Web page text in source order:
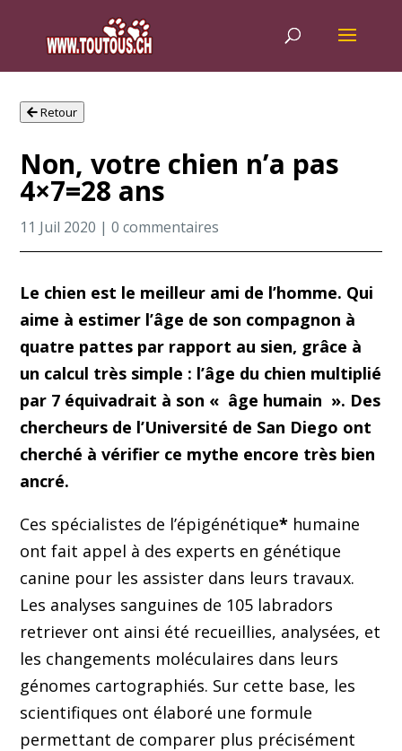
Retour
Non, votre chien n’a pas
4×7=28 ans
11 Juil 2020 |0 commentaires
Le chien est le meilleur ami de l’homme. Qui
aime à estimer l’âge de son compagnon à
quatre pattes par rapport au sien, grâce à
un calcul très simple : l’âge du chien multiplié
par 7 équivadrait à son « âge humain ». Des
chercheurs de l’Université de San Diego ont
cherché à vérifier ce mythe encore très bien
ancré.
Ces spécialistes de l’épigénétique* humaine
ont fait appel à des experts en génétique
canine pour les assister dans leurs travaux.
Les analyses sanguines de 105 labradors
retriever ont ainsi été recueillies, analysées, et
les changements moléculaires dans leurs
génomes cartographiés. Sur cette base, les
scientifiques ont élaboré une formule
permettant de comparer plus précisément